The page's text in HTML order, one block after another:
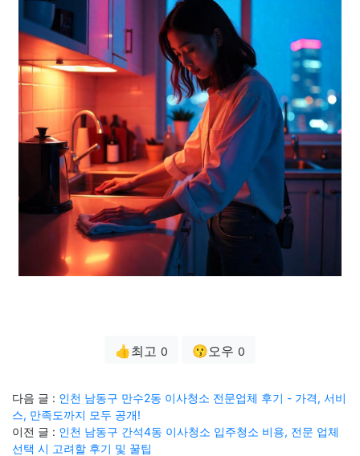
👍최고 0 😗오우 0
다음 글 : 인천 남동구 만수2동 이사청소 전문업체 후기 - 가격, 서비
스, 만족도까지 모두 공개!
이전 글 : 인천 남동구 간석4동 이사청소 입주청소 비용, 전문 업체
선택 시 고려할 후기 및 꿀팁